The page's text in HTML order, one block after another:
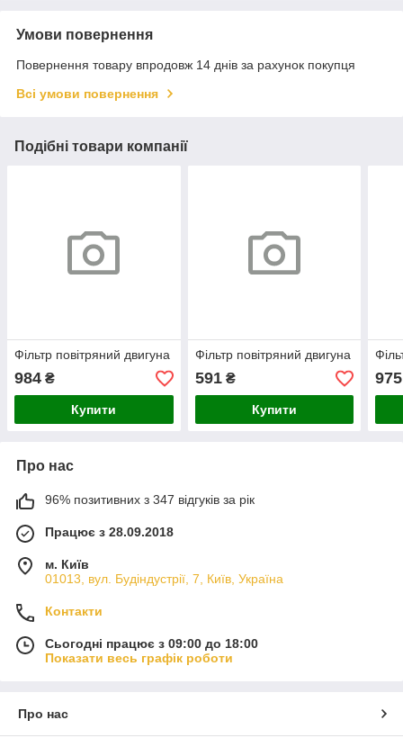
Умови повернення
Повернення товару впродовж 14 днів за рахунок покупця
Всі умови повернення
Подібні товари компанії
Фільтр повітряний двигуна
984 ₴
Купити
Фільтр повітряний двигуна
591₴
Купити
975
Про нас
96% позитивних з 347 відгуків за рік
Працює з 28.09.2018
м. Київ
01013, вул. Будіндустрії, 7, Київ, Україна
Контакти
Сьогодні працює з 09:00 до 18:00
Показати весь графік роботи
Про нас